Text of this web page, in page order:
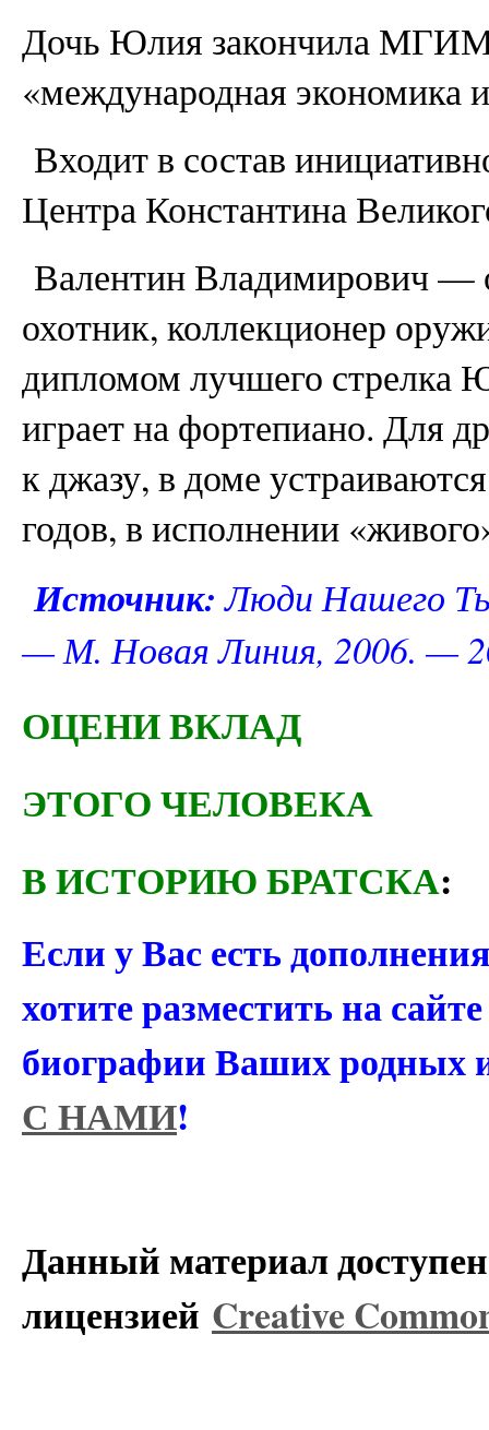
Дочь Юлия закончила
«международная экономика
Входит в состав
Центра Константина
Валентин Владимирович —
охотник, коллекционер
дипломом лучшего стрелка
играет на фортепиано. Для
к джазу, в доме
годов, в исполнении
Источник: Люди Нашего
— М. Новая Линия, 2006. —
ОЦЕНИ ВКЛАД
ЭТОГО ЧЕЛОВЕКА
В ИСТОРИЮ БРАТСКА:
Если у Вас есть
хотите разместить на
биографии Ваших родных
С НАМИ!
Данный материал
лицензией Creative